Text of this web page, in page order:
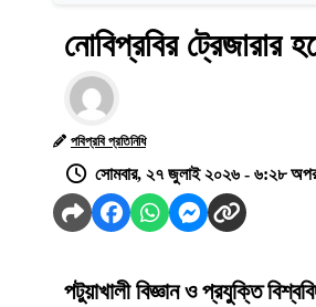
নোবিপ্রবির ট্রেজারার
পবিপ্রবি প্রতিনিধি
সোমবার, ২৭ জুলাই ২০২৬ - ৬:২৮
পটুয়াখালী বিজ্ঞান ও প্রযুক্তি